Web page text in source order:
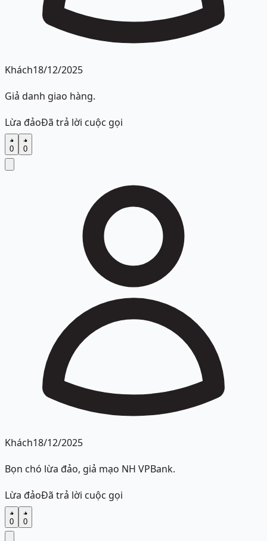
Khách18/12/2025
Giả danh giao hàng.
Lừa đảoĐã trả lời cuộc gọi
0 0
Khách18/12/2025
Bọn chó lừa đảo, giả mạo NH VPBank.
Lừa đảoĐã trả lời cuộc gọi
0 0